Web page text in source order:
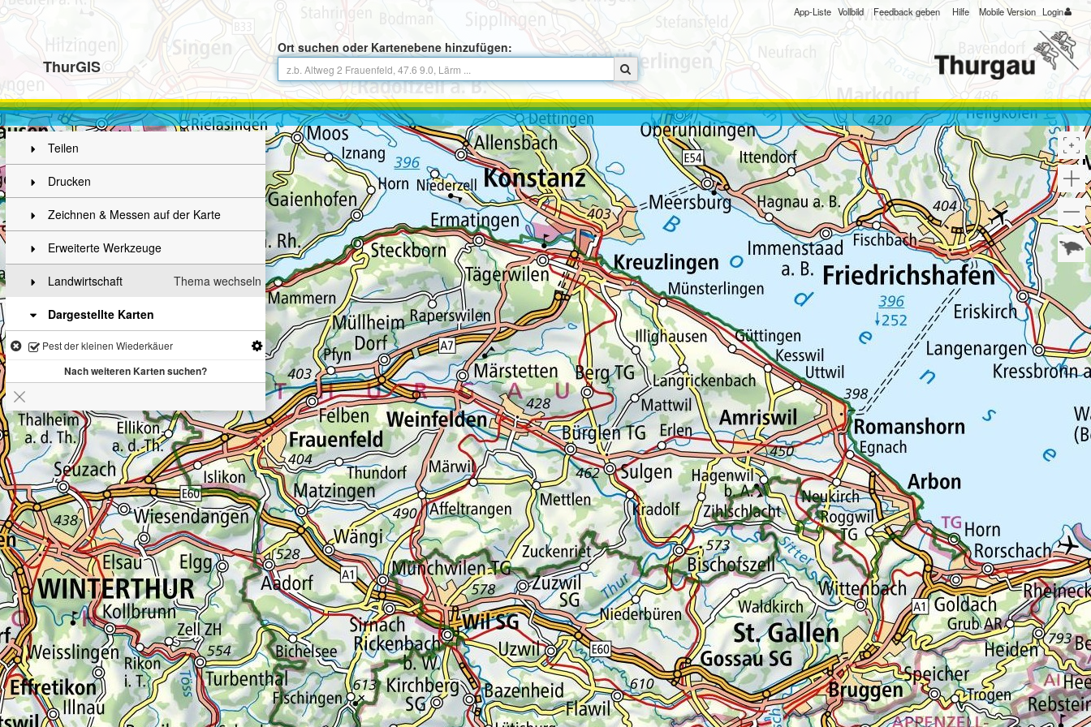
ThurGIS
Ort suchen oder Kartenebene hinzufügen:
App-Liste Vollbild Feedback geben Hilfe Mobile Version Login
Teilen
Drucken
Zeichnen & Messen auf der Karte
Erweiterte Werkzeuge
Thema wechseln
Landwirtschaft
Dargestellte Karten
Pest der kleinen Wiederkäuer
Nach weiteren Karten suchen?